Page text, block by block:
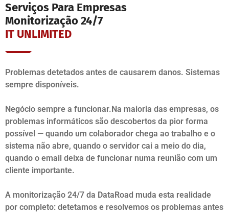
Serviços Para Empresas
Monitorização 24/7
IT UNLIMITED
Problemas detetados antes de causarem danos. Sistemas
sempre disponíveis.
Negócio sempre a funcionar.Na maioria das empresas, os
problemas informáticos são descobertos da pior forma
possível — quando um colaborador chega ao trabalho e o
sistema não abre, quando o servidor cai a meio do dia,
quando o email deixa de funcionar numa reunião com um
cliente importante.
A monitorização 24/7 da DataRoad muda esta realidade
por completo: detetamos e resolvemos os problemas antes